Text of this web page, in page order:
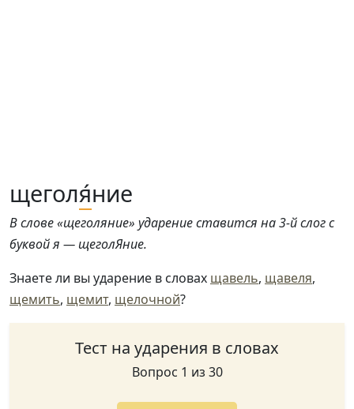
щеголя́ние
В слове «щеголяние» ударение ставится на 3-й слог с
буквой я — щеголЯние.
Знаете ли вы ударение в словах щавель, щавеля,
щемить, щемит, щелочной?
Тест на ударения в словах
Вопрос 1 из 30